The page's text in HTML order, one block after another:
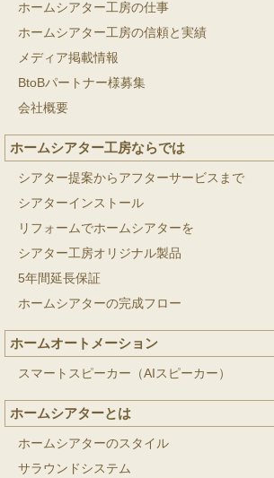
ホームシアター工房の仕事
ホームシアター工房の信頼と実績
メディア掲載情報
BtoBパートナー様募集
会社概要
ホームシアター工房ならでは
シアター提案からアフターサービスまで
シアターインストール
リフォームでホームシアターを
シアター工房オリジナル製品
5年間延長保証
ホームシアターの完成フロー
ホームオートメーション
スマートスピーカー（AIスピーカー）
ホームシアターとは
ホームシアターのスタイル
サラウンドシステム